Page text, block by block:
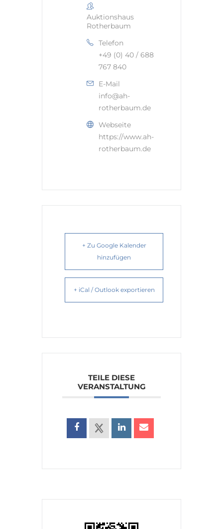
Auktionshaus
Rotherbaum
Telefon
+49 (0) 40 / 688
767 840
E-Mail
info@ah-
rotherbaum.de
Webseite
https://www.ah-
rotherbaum.de
+ Zu Google Kalender
hinzufügen
+ iCal / Outlook exportieren
TEILE DIESE
VERANSTALTUNG